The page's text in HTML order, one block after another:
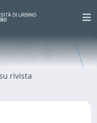
rivista